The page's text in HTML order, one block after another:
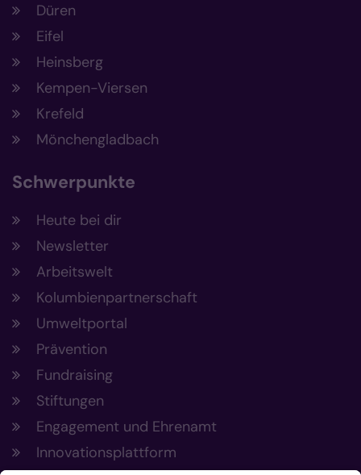
Düren
Eifel
Heinsberg
Kempen-Viersen
Krefeld
Mönchengladbach
Schwerpunkte
Heute bei dir
Newsletter
Arbeitswelt
Kolumbienpartnerschaft
Umweltportal
Prävention
Fundraising
Stiftungen
Engagement und Ehrenamt
Innovationsplattform